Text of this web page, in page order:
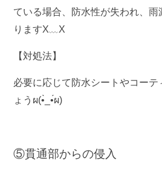
ている場合、防水性が失われ、
りますX﹏X
【対処法】
必要に応じて防水シートやコーテ
ょうผ(•̀_•́ผ)
⑤貫通部からの侵入